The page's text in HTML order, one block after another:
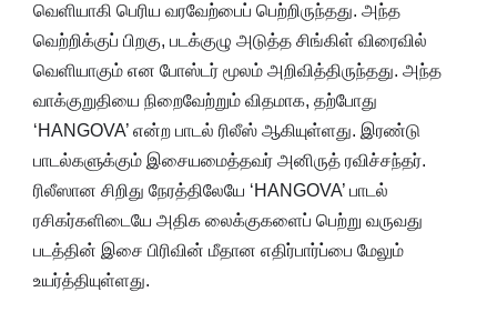
வெளியாகி பெரிய வரவேற்பைப் பெற்றிருந்தது. அந்த
வெற்றிக்குப் பிறகு, படக்குழு அடுத்த சிங்கிள் விரைவில்
வெளியாகும் என போஸ்டர் மூலம் அறிவித்திருந்தது. அந்த
வாக்குறுதியை நிறைவேற்றும் விதமாக, தற்போது
‘HANGOVA’ என்ற பாடல் ரிலீஸ் ஆகியுள்ளது. இரண்டு
பாடல்களுக்கும் இசையமைத்தவர் அனிருத் ரவிச்சந்தர்.
ரிலீஸான சிறிது நேரத்திலேயே ‘HANGOVA’ பாடல்
ரசிகர்களிடையே அதிக லைக்குகளைப் பெற்று வருவது
படத்தின் இசை பிரிவின் மீதான எதிர்பார்ப்பை மேலும்
உயர்த்தியுள்ளது.